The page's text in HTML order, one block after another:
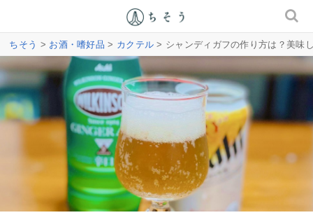
ちそう > お酒・嗜好品 > カクテル > シャンディガフの作り方は？美味